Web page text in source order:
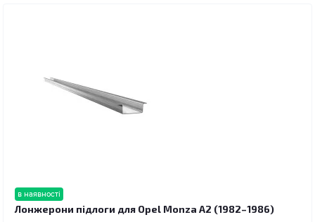
в наявності
Лонжерони підлоги для Opel Monza A2 (1982–1986)